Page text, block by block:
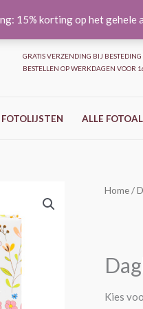
15% korting op het
GRATIS VERZENDING BIJ
BESTELLEN OP WERKDAGEN VOOR
ALLE
Home/
Kies